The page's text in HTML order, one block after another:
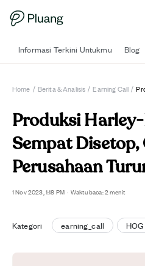
Informasi Terkini Untukmu Blog
Home / Berita & Analisis / Earning Call /
Produksi
Sempat Disetop,
Perusahaan
1 Nov 2023, 1:18 PM · Waktu baca: 2 menit
Kategori earning_call HOG